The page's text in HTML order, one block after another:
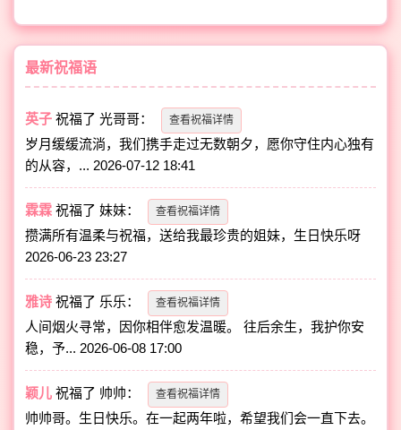
最新祝福语
英子 祝福了光哥哥： 查看祝福详情
岁月缓缓流淌，我们携手走过无数朝夕，愿你守住内心独有
的从容，... 2026-07-12 18:41
霖霖 祝福了妹妹： 查看祝福详情
攒满所有温柔与祝福，送给我最珍贵的姐妹，生日快乐呀
2026-06-23 23:27
雅诗 祝福了 乐乐： 查看祝福详情
人间烟火寻常，因你相伴愈发温暖。 往后余生，我护你安
稳，予... 2026-06-08 17:00
颖儿 祝福了 帅帅： 查看祝福详情
帅帅哥。生日快乐。在一起两年啦，希望我们会一直下去。